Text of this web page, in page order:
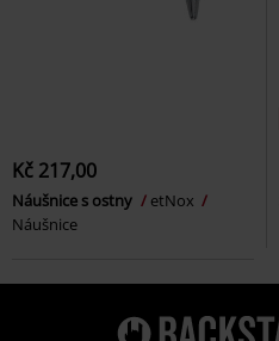
Kč 217,00
Náušnice s ostny
etNox
Náušnice